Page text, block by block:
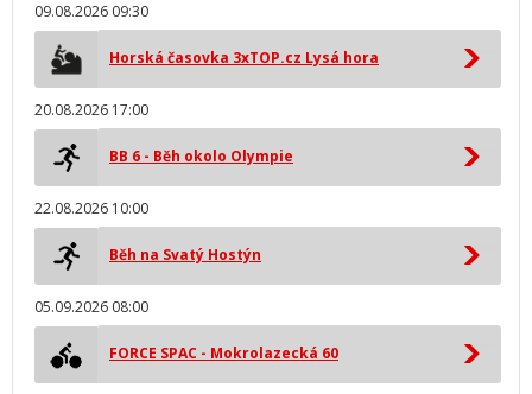
09.08.2026 09:30
Horská časovka 3xTOP.cz Lysá hora
20.08.2026 17:00
BB 6 - Běh okolo Olympie
22.08.2026 10:00
Běh na Svatý Hostýn
05.09.2026 08:00
FORCE SPAC - Mokrolazecká 60